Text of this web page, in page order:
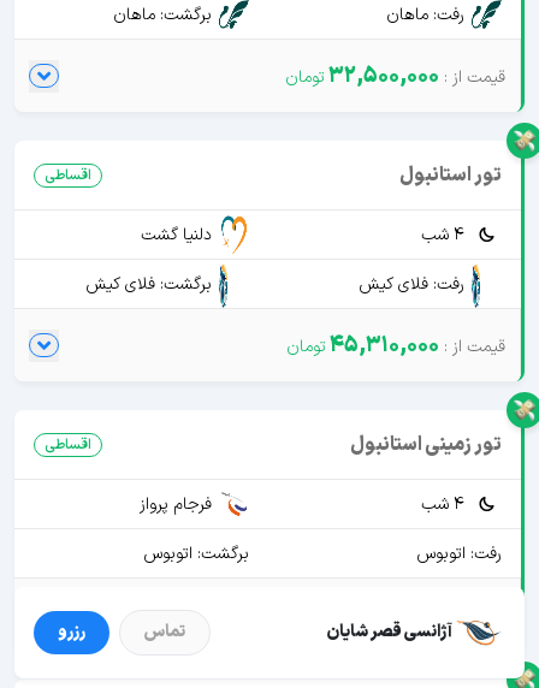
رفت: ماهان
برگشت: ماهان
32,500,000
تور استانبول اقساطی
4 شب
دلنیا گشت
رفت: فلای کیش
برگشت: فلای کیش
45,310,000
تور زمینی استانبول اقساطی
4 شب
فرجام پرواز
رفت: اتوبوس
برگشت: اتوبوس
19,900,000
آژانسی قصر شایان تماس رزرو